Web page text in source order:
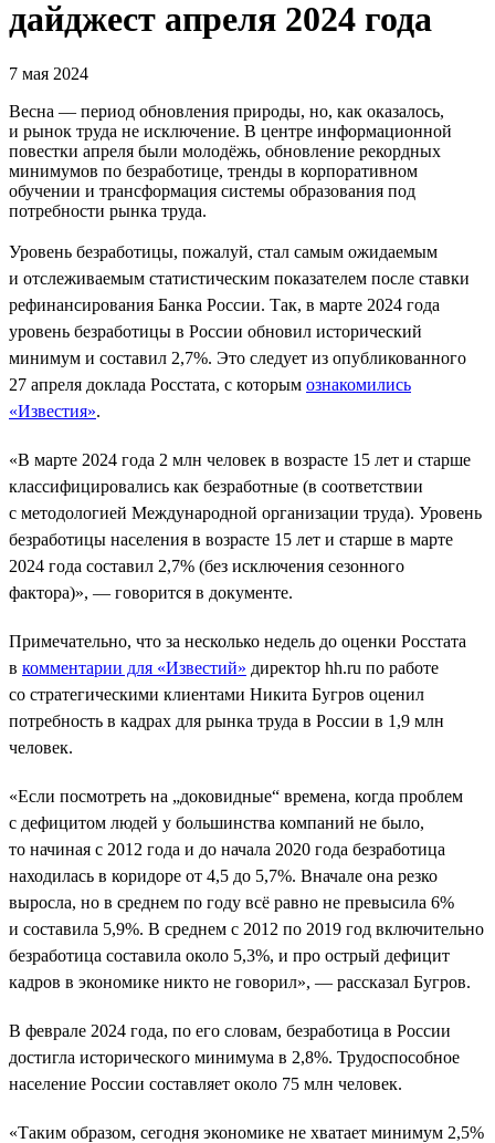
дайджест апреля 2024 года
7 мая 2024
Весна — период обновления природы, но, как оказалось,
и рынок труда не исключение. В центре информационной
повестки апреля были молодёжь, обновление рекордных
минимумов по безработице, тренды в корпоративном
обучении и трансформация системы образования под
потребности рынка труда.
Уровень безработицы, пожалуй, стал самым ожидаемым
и отслеживаемым статистическим показателем после ставки
рефинансирования Банка России. Так, в марте 2024 года
уровень безработицы в России обновил исторический
минимум и составил 2,7%. Это следует из опубликованного
27 апреля доклада Росстата, с которым ознакомились
«Известия».
«В марте 2024 года 2 млн человек в возрасте 15 лет и старше
классифицировались как безработные (в соответствии
с методологией Международной организации труда). Уровень
безработицы населения в возрасте 15 лет и старше в марте
2024 года составил 2,7% (без исключения сезонного
фактора)», — говорится в документе.
Примечательно, что за несколько недель до оценки Росстата
в комментарии для «Известий» директор hh.ru по работе
со стратегическими клиентами Никита Бугров оценил
потребность в кадрах для рынка труда в России в 1,9 млн
человек.
«Если посмотреть на „доковидные“ времена, когда проблем
с дефицитом людей у большинства компаний не было,
то начиная с 2012 года и до начала 2020 года безработица
находилась в коридоре от 4,5 до 5,7%. Вначале она резко
выросла, но в среднем по году всё равно не превысила 6%
и составила 5,9%. В среднем с 2012 по 2019 год включительно
безработица составила около 5,3%, и про острый дефицит
кадров в экономике никто не говорил», — рассказал Бугров.
В феврале 2024 года, по его словам, безработица в России
достигла исторического минимума в 2,8%. Трудоспособное
население России составляет около 75 млн человек.
«Таким образом, сегодня экономике не хватает минимум 2,5%